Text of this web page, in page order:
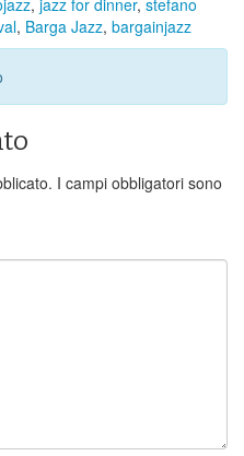
, Barga Jazz, bargainjazz
I campi obbligatori sono